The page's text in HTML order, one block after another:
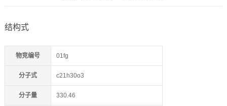
结构式
物竞编号 01fg
分子式 c21h30o3
分子量 330.46